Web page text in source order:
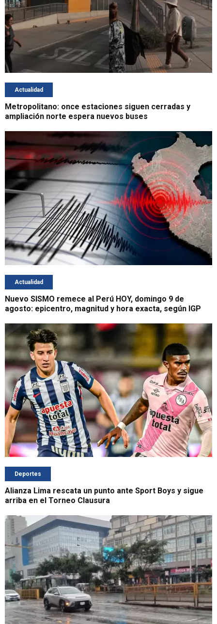
Actualidad
Metropolitano: once estaciones siguen cerradas y
ampliación norte espera nuevos buses
Actualidad
Nuevo SISMO remece al Perú HOY, domingo 9 de
agosto: epicentro, magnitud y hora exacta, según IGP
Deportes
Alianza Lima rescata un punto ante Sport Boys y sigue
arriba en el Torneo Clausura